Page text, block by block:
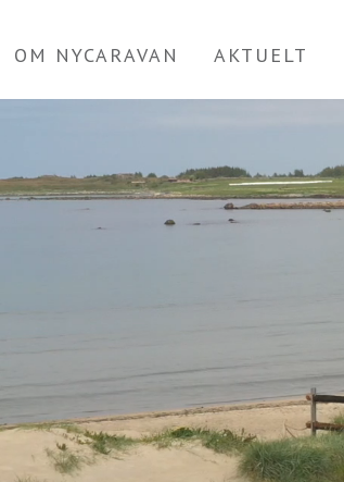
OM NYCARAVAN AKTUELT